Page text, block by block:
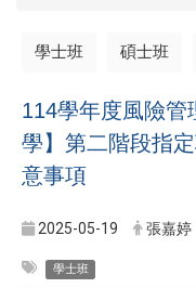
學士班 碩士班
114學年度風險管
學】第二階段指
意事項
2025-05-19 張嘉婷
學士班